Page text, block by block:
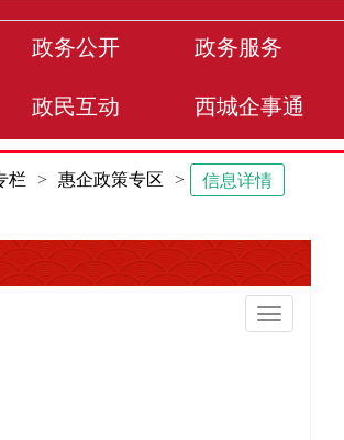
政务公开 政务服务
政民互动 西城企事通
栏 > 惠企政策专区 > 信息详情
切
换